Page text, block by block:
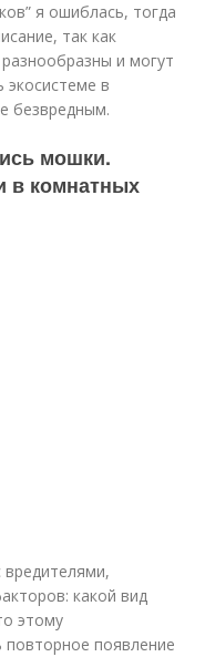
я ошиблась, тогда
так как
и могут
в
безвредным.
мошки.
в комнатных
какой вид
этому
появление